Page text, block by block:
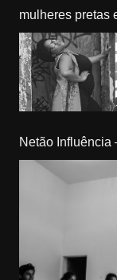
mulheres pretas
Netão Influência